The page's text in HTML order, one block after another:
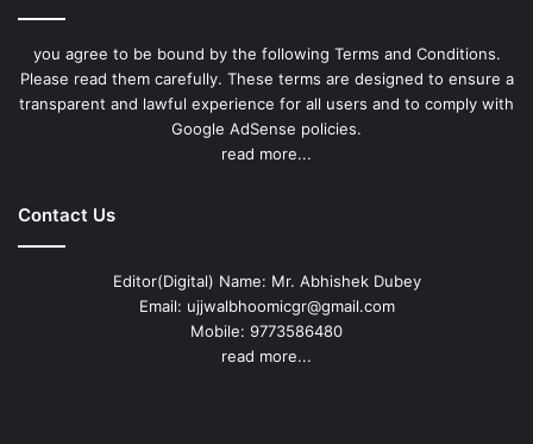
you agree to be bound by the following Terms and Conditions.
Please read them carefully. These terms are designed to ensure a
transparent and lawful experience for all users and to comply with
Google AdSense policies.
read more...
Contact Us
Editor(Digital) Name: Mr. Abhishek Dubey
Email: ujjwalbhoomicgr@gmail.com
Mobile: 9773586480
read more...